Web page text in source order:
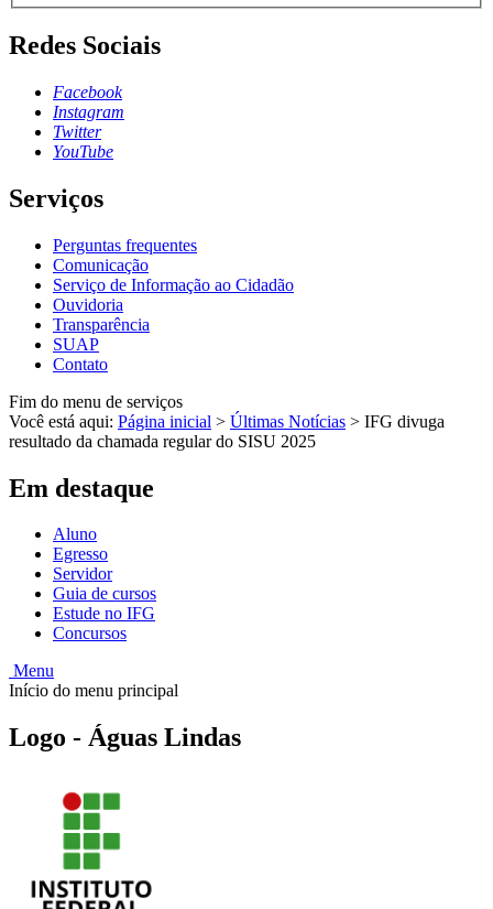
Redes Sociais
Facebook
Instagram
Twitter
YouTube
Serviços
Perguntas frequentes
Comunicação
Serviço de Informação ao Cidadão
Ouvidoria
Transparência
SUAP
Contato
Fim do menu de serviços
Você está aqui: Página inicial > Últimas Notícias > IFG divuga
resultado da chamada regular do SISU 2025
Em destaque
Aluno
Egresso
Servidor
Guia de cursos
Estude no IFG
Concursos
Menu
Início do menu principal
Logo - Águas Lindas